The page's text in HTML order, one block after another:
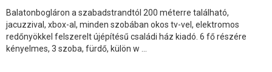
Balatonbogláron a szabadstrandtól 200 méterre található,
jacuzzival, xbox-al, minden szobában okos tv-vel, elektromos
redőnyökkel felszerelt újépítésű családi ház kiadó. 6 fő részére
kényelmes, 3 szoba, fürdő, külön w ...